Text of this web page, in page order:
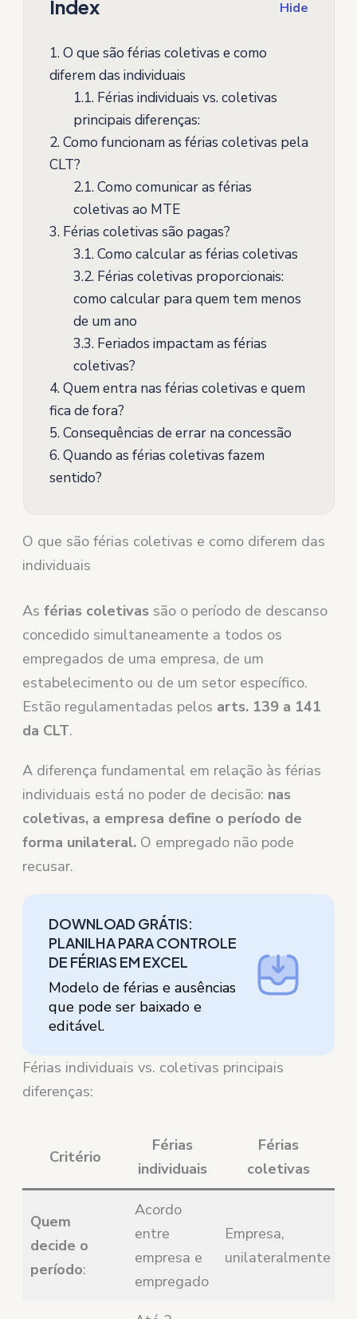
Index Hide
1.O que são férias coletivas e como
diferem das individuais
1.1.Férias individuais vs. coletivas
principais diferenças:
2.Como funcionam as férias coletivas pela
CLT?
2.1.Como comunicar as férias
coletivas ao MTE
3.Férias coletivas são pagas?
3.1.Como calcular as férias coletivas
3.2.Férias coletivas proporcionais:
como calcular para quem tem menos
de um ano
3.3.Feriados impactam as férias
coletivas?
4.Quem entra nas férias coletivas e quem
fica de fora?
5.Consequências de errar na concessão
6.Quando as férias coletivas fazem
sentido?
O que são férias coletivas e como diferem das
individuais
Asférias coletivas são o período de descanso
concedido simultaneamente a todos os
empregados de uma empresa, de um
estabelecimento ou de um setor específico.
Estão regulamentadas pelos arts. 139 a 141
da CLT.
A diferença fundamental em relação às férias
individuais está no poder de decisão: nas
coletivas, a empresa define o período de
forma unilateral. O empregado não pode
recusar.
DOWNLOAD GRÁTIS:
PLANILHA PARA CONTROLE
DE FÉRIAS EM EXCEL
Modelo de férias e ausências
que pode ser baixado e
editável.
Férias individuais vs. coletivas principais
diferenças:
Critério
Férias
individuais
Férias
coletivas
Quem
decide o
período:
Acordo
entre
empresa e
empregado
Empresa,
unilateralmente